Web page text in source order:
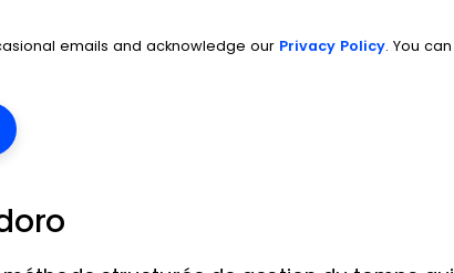
emails and acknowledge our Privacy Policy. You can